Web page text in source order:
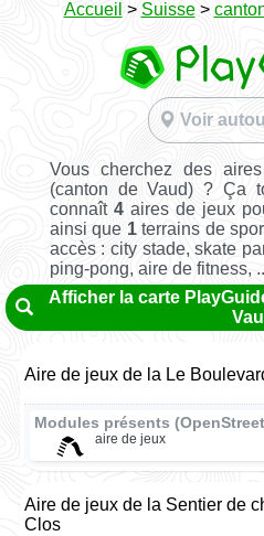
Accueil > Suisse>
Voir
Vous cherchez des
(canton de Vaud) ? Ça
connaît 4aires de jeux
ainsi que 1terrains de
accès : city stade, skate
ping-pong, aire de fitness,
Afficher la carte
Aire de jeux de la Le
Modules présents
aire de jeux
Aire de jeux de la Sentier de
Clos